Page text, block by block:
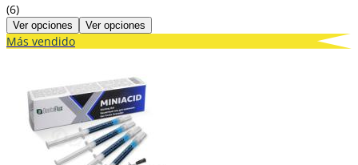
(6)
Ver opciones Ver opciones
Más vendido